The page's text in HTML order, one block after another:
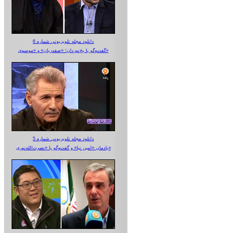
دانلود مجله تلویزیونی شماره 6
گفت‌وگو با یخ‌نوردان؛ «صفدریان» و «موسوی»
دانلود مجله تلویزیونی شماره 5
یادمان «امین نیا» و گفت‌وگو با «نصرت‌الله‌نوری»